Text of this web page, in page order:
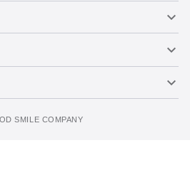
每人限購3個
SMILE COMPANY